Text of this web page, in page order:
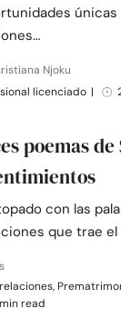
Njoku
licenciado |
poemas
con las
que trae el
read